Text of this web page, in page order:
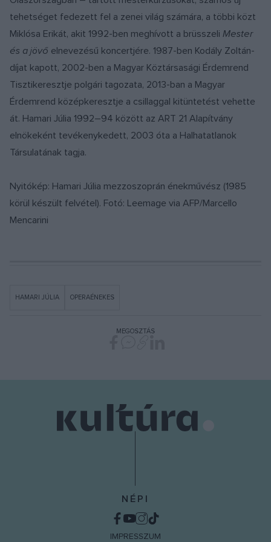
tehetséget fedezett fel a zenei világ számára, a többi közt
Miklósa Erikát, akit 1992-ben meghívott a brüsszeli Mester
és a jövő elnevezésű koncertjére. 1987-ben Kodály Zoltán-
díjat kapott, 2002-ben a Magyar Köztársasági Érdemrend
Tisztikeresztje polgári tagozata, 2013-ban a Magyar
Érdemrend középkeresztje a csillaggal kitüntetést vehette
át. Hamari Júlia 1992–94 között az ART 21 Alapítvány
elnökeként tevékenykedett, 2003 óta a Halhatatlanok
Társulatának tagja.
Nyitókép: Hamari Júlia mezzoszoprán énekművész (1985
körül készült felvétel). Fotó: Leemage via AFP/Marcello
Mencarini
HAMARI JÚLIA OPERAÉNEKES
MEGOSZTÁS
NÉPI
IMPRESSZUM